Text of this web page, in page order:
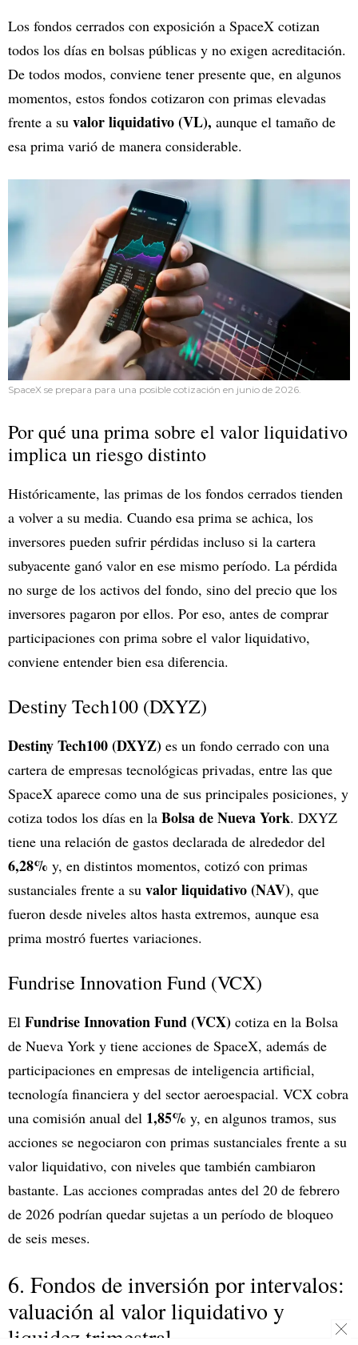
Los fondos cerrados con exposición a SpaceX cotizan
todos los días en bolsas públicas y no exigen acreditación.
De todos modos, conviene tener presente que, en algunos
momentos, estos fondos cotizaron con primas elevadas
frente a su valor liquidativo (VL), aunque el tamaño de
esa prima varió de manera considerable.
SpaceX se prepara para una posible cotización en junio de 2026.
Por qué una prima sobre el valor liquidativo
implica un riesgo distinto
Históricamente, las primas de los fondos cerrados tienden
a volver a su media. Cuando esa prima se achica, los
inversores pueden sufrir pérdidas incluso si la cartera
subyacente ganó valor en ese mismo período. La pérdida
no surge de los activos del fondo, sino del precio que los
inversores pagaron por ellos. Por eso, antes de comprar
participaciones con prima sobre el valor liquidativo,
conviene entender bien esa diferencia.
Destiny Tech100 (DXYZ)
Destiny Tech100 (DXYZ) es un fondo cerrado con una
cartera de empresas tecnológicas privadas, entre las que
SpaceX aparece como una de sus principales posiciones, y
cotiza todos los días en la Bolsa de Nueva York. DXYZ
tiene una relación de gastos declarada de alrededor del
6,28% y, en distintos momentos, cotizó con primas
sustanciales frente a su valor liquidativo (NAV), que
fueron desde niveles altos hasta extremos, aunque esa
prima mostró fuertes variaciones.
Fundrise Innovation Fund (VCX)
El Fundrise Innovation Fund (VCX) cotiza en la Bolsa
de Nueva York y tiene acciones de SpaceX, además de
participaciones en empresas de inteligencia artificial,
tecnología financiera y del sector aeroespacial. VCX cobra
una comisión anual del 1,85% y, en algunos tramos, sus
acciones se negociaron con primas sustanciales frente a su
valor liquidativo, con niveles que también cambiaron
bastante. Las acciones compradas antes del 20 de febrero
de 2026 podrían quedar sujetas a un período de bloqueo
de seis meses.
6. Fondos de inversión por intervalos:
valuación al valor liquidativo y
liquidez trimestral